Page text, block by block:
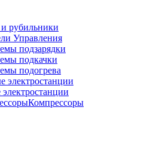
рубильники
Управления
подзарядки
подкачки
подогрева
электростанции
Компрессоры